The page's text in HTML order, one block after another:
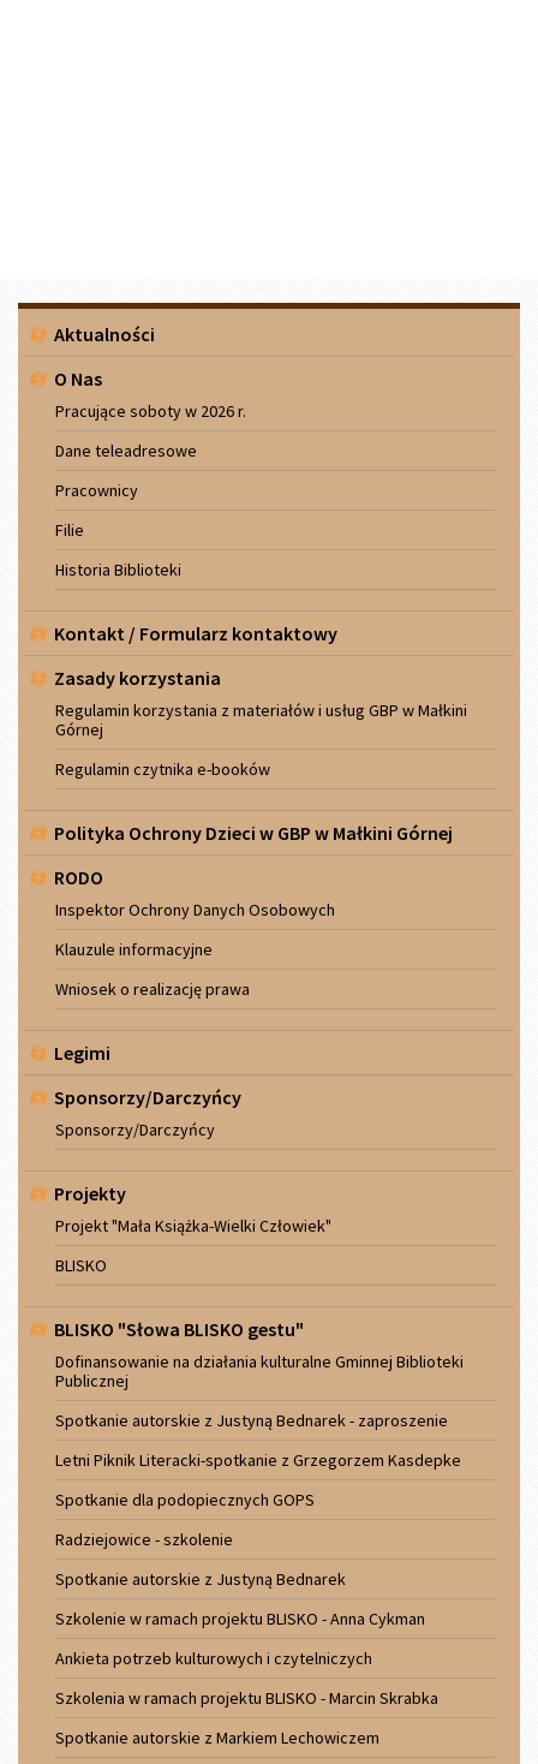
Menu
boczne
Aktualności
O Nas
Pracujące soboty w 2026 r.
Dane teleadresowe
Pracownicy
Filie
Historia Biblioteki
Kontakt / Formularz kontaktowy
Zasady korzystania
Regulamin korzystania z materiałów i usług GBP w Małkini
Górnej
Regulamin czytnika e-booków
Polityka Ochrony Dzieci w GBP w Małkini Górnej
RODO
Inspektor Ochrony Danych Osobowych
Klauzule informacyjne
Wniosek o realizację prawa
Legimi
Sponsorzy/Darczyńcy
Sponsorzy/Darczyńcy
Projekty
Projekt "Mała Książka-Wielki Człowiek"
BLISKO
BLISKO "Słowa BLISKO gestu"
Dofinansowanie na działania kulturalne Gminnej Biblioteki
Publicznej
Spotkanie autorskie z Justyną Bednarek - zaproszenie
Letni Piknik Literacki-spotkanie z Grzegorzem Kasdepke
Spotkanie dla podopiecznych GOPS
Radziejowice - szkolenie
Spotkanie autorskie z Justyną Bednarek
Szkolenie w ramach projektu BLISKO - Anna Cykman
Ankieta potrzeb kulturowych i czytelniczych
Szkolenia w ramach projektu BLISKO - Marcin Skrabka
Spotkanie autorskie z Markiem Lechowiczem